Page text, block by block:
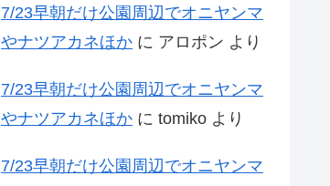
7/23早朝だけ公園周辺でオニヤンマ
やナツアカネほか に アロポン より
7/23早朝だけ公園周辺でオニヤンマ
やナツアカネほか に tomiko より
7/23早朝だけ公園周辺でオニヤンマ